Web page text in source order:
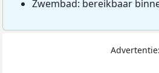
Zwembad: bereikbaar
Advertentie: